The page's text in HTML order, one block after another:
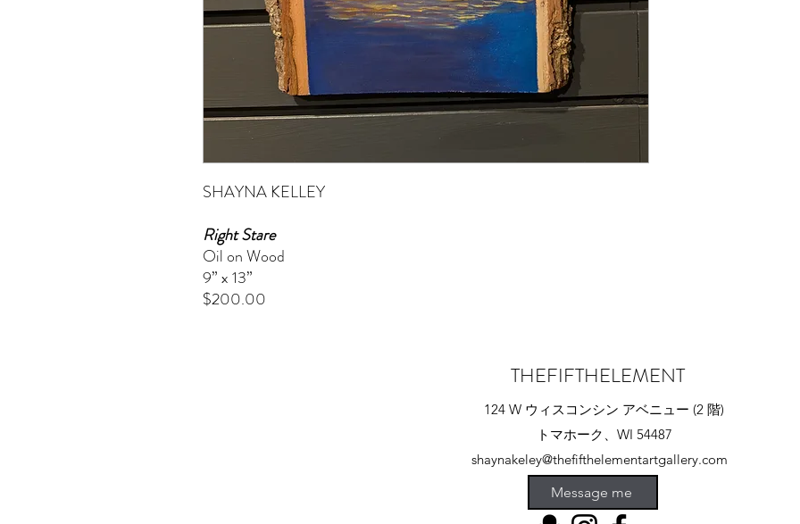
SHAYNA KELLEY
Right Stare
Oil on Wood
9” x 13”
$200.00
THEFIFTHELEMENT
124 W ウィスコンシン アベニュー (2 階)
トマホーク、WI 54487
shaynakeley@thefifthelementartgallery.com
(715)-966-4080
Message me